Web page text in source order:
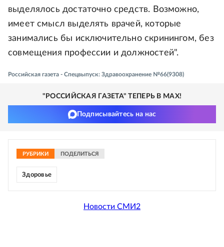
выделялось достаточно средств. Возможно,
имеет смысл выделять врачей, которые
занимались бы исключительно скринингом, без
совмещения профессии и должностей".
Российская газета - Спецвыпуск: Здравоохранение №66(9308)
"РОССИЙСКАЯ ГАЗЕТА" ТЕПЕРЬ В MAX!
Подписывайтесь на нас
РУБРИКИ ПОДЕЛИТЬСЯ
Здоровье
Новости СМИ2